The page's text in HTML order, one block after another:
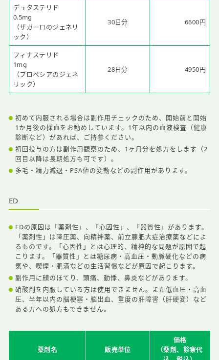
デュタステリド
0.5mg
（ザガーロのジェネリ
ック）
30日分 6600円
フィナステリド
1mg
（プロペシアのジェネ
リック）
28日分 4950円
初めて内服される場合は副作用チェックのため、開始前と開始
1か月後の採血をお勧めしています。1年以内の血液検査（健康
診断など）があれば、ご持参ください。
初回投与の方は副作用観察のため、1ヶ月分を処方をします（2
回目以降は長期処方も可です）。
多毛・精力減退・PSA値の変動などの副作用があります。
ED
EDの原因は「薬剤性」、「心因性」、「器質性」があります。
「薬剤性」は降圧薬、向精神薬、前立腺肥大症治療薬などによ
るものです。「心因性」とは心理的、精神的な問題が原因で起
こります。「器質性」とは糖尿病・高血圧・動脈硬化などの病
気や、喫煙・肥満などの生活習慣などが原因で起こります。
副作用に顔のほてり、頭痛、動悸、鼻炎などがあります。
硝酸剤を内服している方は使用できません。また低血圧・高血
圧、半年以内の脳梗塞・脳出血、重度の肝障害（肝硬変）など
ある方への処方もできません。
薬剤名 販売単位
価格
（薬剤、診察代